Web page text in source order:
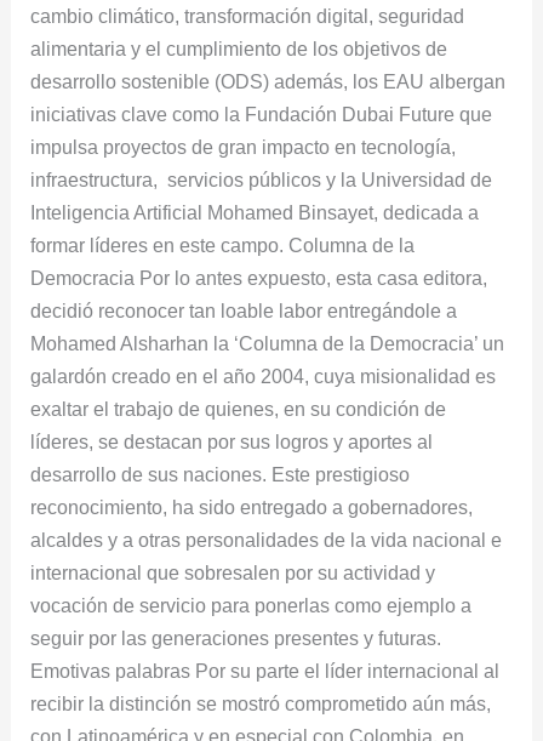
cambio climático, transformación digital, seguridad
alimentaria y el cumplimiento de los objetivos de
desarrollo sostenible (ODS) además, los EAU albergan
iniciativas clave como la Fundación Dubai Future que
impulsa proyectos de gran impacto en tecnología,
infraestructura, servicios públicos y la Universidad de
Inteligencia Artificial Mohamed Binsayet, dedicada a
formar líderes en este campo. Columna de la
Democracia Por lo antes expuesto, esta casa editora,
decidió reconocer tan loable labor entregándole a
Mohamed Alsharhan la ‘Columna de la Democracia’ un
galardón creado en el año 2004, cuya misionalidad es
exaltar el trabajo de quienes, en su condición de
líderes, se destacan por sus logros y aportes al
desarrollo de sus naciones. Este prestigioso
reconocimiento, ha sido entregado a gobernadores,
alcaldes y a otras personalidades de la vida nacional e
internacional que sobresalen por su actividad y
vocación de servicio para ponerlas como ejemplo a
seguir por las generaciones presentes y futuras.
Emotivas palabras Por su parte el líder internacional al
recibir la distinción se mostró comprometido aún más,
con Latinoamérica y en especial con Colombia, en
en
políticas
públicas
y
gobierno